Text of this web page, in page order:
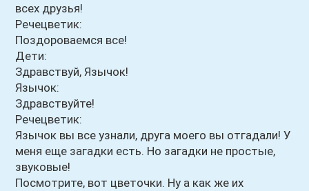
всех друзья!
Речецветик:
Поздороваемся все!
Дети:
Здравствуй, Язычок!
Язычок:
Здравствуйте!
Речецветик:
Язычок вы все узнали, друга моего вы отгадали! У
меня еще загадки есть. Но загадки не простые,
звуковые!
Посмотрите, вот цветочки. Ну а как же их